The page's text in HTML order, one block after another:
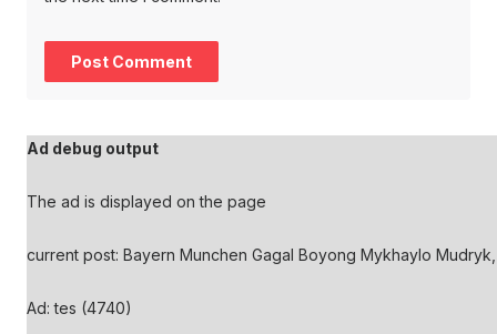
Ad debug output
The ad is displayed on the page
current post: Bayern Munchen Gagal Boyong Mykhaylo Mudryk,
Ad: tes (4740)